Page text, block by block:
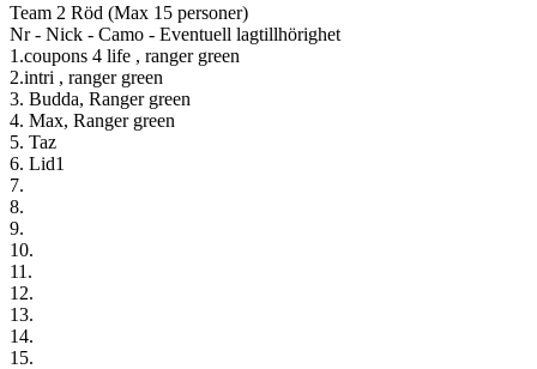
Team 2 Röd (Max 15 personer)
Nr - Nick - Camo - Eventuell lagtillhörighet
1.coupons 4 life , ranger green
2.intri , ranger green
3. Budda, Ranger green
4. Max, Ranger green
5. Taz
6. Lid1
7.
8.
9.
10.
11.
12.
13.
14.
15.